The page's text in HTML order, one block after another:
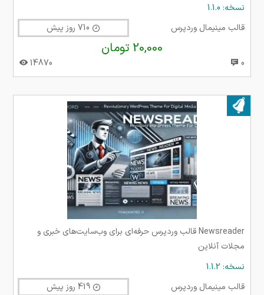
نسخه: 1.1.0
قالب مینیمال وردپرس
20,000 تومان
0
14870
بروز شده در ۲۵ خرداد ۱۴۰۴
Newsreader قالب وردپرس حرفه‌ای برای وب‌سایت‌های خبری و
مجلات آنلاین
نسخه: 1.1.2
قالب مینیمال وردپرس
419 روز پیش